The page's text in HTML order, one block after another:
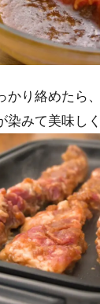
かり絡めたら
染みて美味し